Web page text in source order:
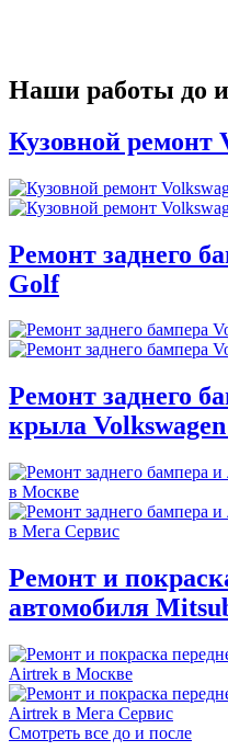
Наши работы до и
Кузовной ремонт
Ремонт заднего
Golf
Ремонт заднего
крыла
Ремонт и
автомобиля
Смотреть все до и после